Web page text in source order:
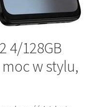
4/128GB
w stylu,